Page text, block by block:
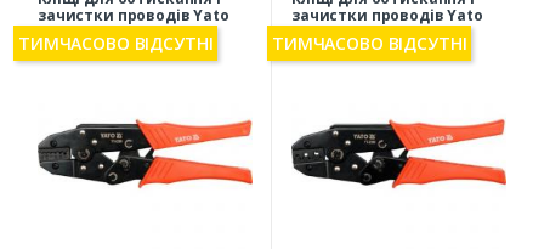
зачистки проводів Yato
YT-2299
ТИМЧАСОВО ВІДСУТНІ
зачистки проводів Yato
YT-2300
ТИМЧАСОВО ВІДСУТНІ